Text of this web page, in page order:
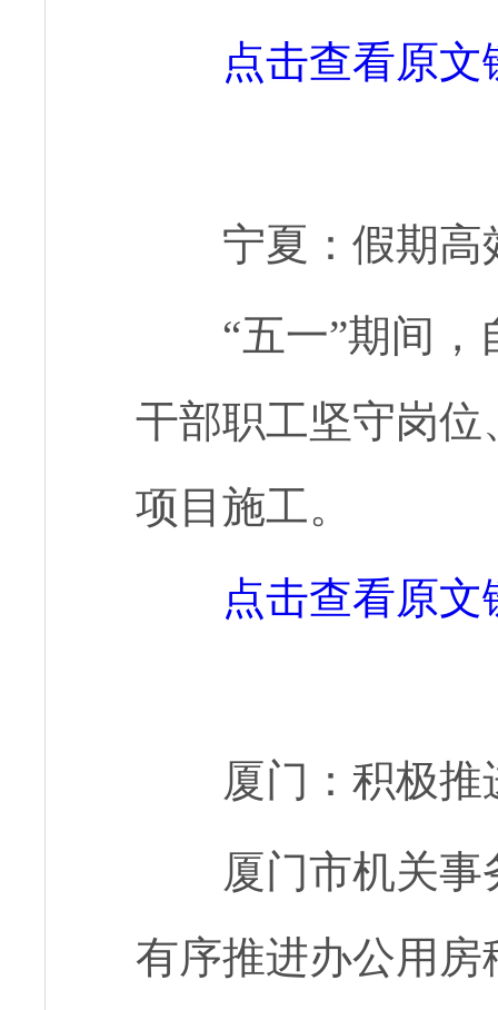
点击查看原文
宁夏：假期高
“五一”期间
干部职工坚守岗
项目施工。
点击查看原文
厦门：积极
厦门市机关
有序推进办公用